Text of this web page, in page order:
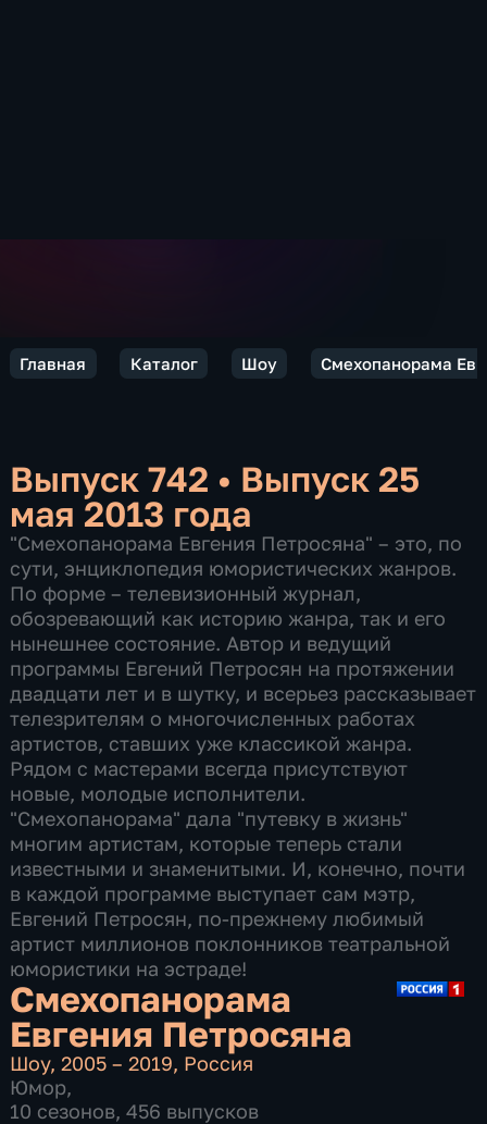
Главная Каталог Шоу Смехопанорама
Выпуск 742 • Выпуск 25
мая 2013 года
"Смехопанорама Евгения Петросяна" – это, по
сути, энциклопедия юмористических жанров.
По форме – телевизионный журнал,
обозревающий как историю жанра, так и его
нынешнее состояние. Автор и ведущий
программы Евгений Петросян на протяжении
двадцати лет и в шутку, и всерьез рассказывает
телезрителям о многочисленных работах
артистов, ставших уже классикой жанра.
Рядом с мастерами всегда присутствуют
новые, молодые исполнители.
"Смехопанорама" дала "путевку в жизнь"
многим артистам, которые теперь стали
известными и знаменитыми. И, конечно, почти
в каждой программе выступает сам мэтр,
Евгений Петросян, по-прежнему любимый
артист миллионов поклонников театральной
юмористики на эстраде!
Смехопанорама
Евгения Петросяна
Шоу,2005 – 2019, Россия
Юмор,
10 сезонов, 456 выпусков